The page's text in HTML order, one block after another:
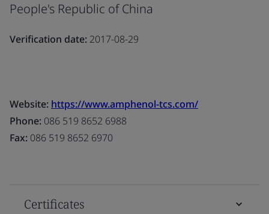
People's Republic of China
Verification date: 2017-08-29
Website: https://www.amphenol-tcs.com/
Phone: 086 519 8652 6988
Fax: 086 519 8652 6970
Certificates